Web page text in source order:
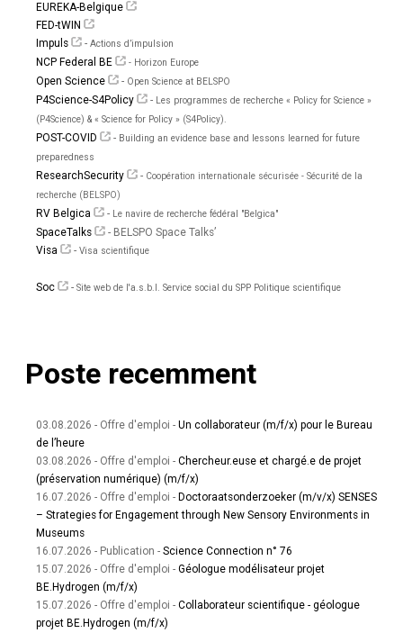
EUREKA-Belgique
FED-tWIN
Impuls
- Actions d’impulsion
NCP Federal BE - Horizon Europe
Open Science - Open Science at BELSPO
P4Science-S4Policy - Les programmes de recherche « Policy for Science »
(P4Science) & « Science for Policy » (S4Policy).
POST-COVID - Building an evidence base and lessons learned for future
preparedness
ResearchSecurity - Coopération internationale sécurisée - Sécurité de la
recherche (BELSPO)
RV Belgica - Le navire de recherche fédéral "Belgica"
SpaceTalks
- BELSPO Space Talks’
Visa
- Visa scientifique
Soc - Site web de l'a.s.b.l. Service social du SPP Politique scientifique
Poste recemment
03.08.2026 - Offre d'emploi - Un collaborateur (m/f/x) pour le Bureau
de l’heure
03.08.2026 - Offre d'emploi - Chercheur.euse et chargé.e de projet
(préservation numérique) (m/f/x)
16.07.2026 - Offre d'emploi - Doctoraatsonderzoeker (m/v/x) SENSES
– Strategies for Engagement through New Sensory Environments in
Museums
16.07.2026 - Publication - Science Connection n° 76
15.07.2026 - Offre d'emploi - Géologue modélisateur projet
BE.Hydrogen (m/f/x)
15.07.2026 - Offre d'emploi - Collaborateur scientifique - géologue
projet BE.Hydrogen (m/f/x)